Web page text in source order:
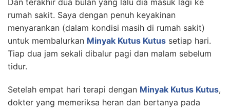
rumah sakit. Saya dengan penuh keyakinan
menyarankan (dalam kondisi masih di rumah sakit)
untuk membalurkan Minyak Kutus Kutus setiap hari.
Tiap dua jam sekali dibalur pagi dan malam sebelum
tidur.
Setelah empat hari terapi dengan Minyak Kutus Kutus,
dokter yang memeriksa heran dan bertanya pada